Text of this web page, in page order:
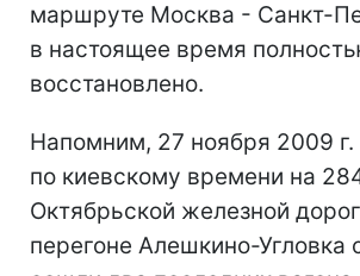
маршруте Москва - Санкт-
в настоящее время
восстановлено.
Напомним, 27 ноября 2009
по киевскому времени на
Октябрьской железной
перегоне Алешкино-Угловка